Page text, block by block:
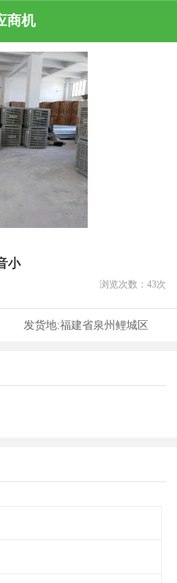
商机
小
浏览次数： 43次
发货地:福建省泉州鲤城区